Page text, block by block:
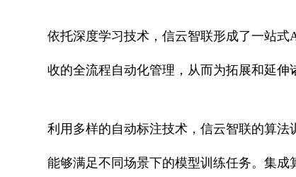
依托深度学习技术，信云智联形成了一站
收的全流程自动化管理，从而为拓展和延伸
利用多样的自动标注技术，信云智联的算
能够满足不同场景下的模型训练任务。集